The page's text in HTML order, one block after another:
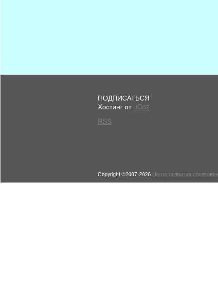
ПОДПИСАТЬСЯ
Хостинг от uCoz
RSS
Copyright ©2007-2026 Центр развития